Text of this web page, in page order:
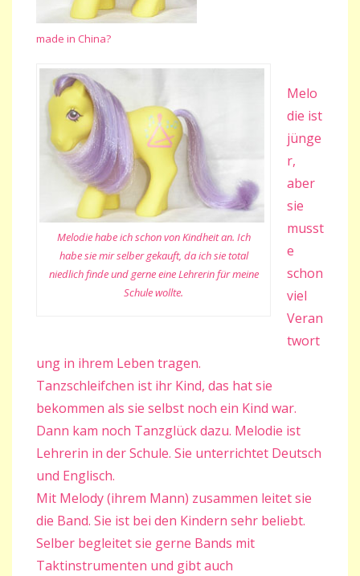
made in China?
Melodie habe ich schon von Kindheit an. Ich
habe sie mir selber gekauft, da ich sie total
niedlich finde und gerne eine Lehrerin für meine
Schule wollte.
Melo
die ist
jünge
r,
aber
sie
musst
e
schon
viel
Veran
twort
ung in ihrem Leben tragen.
Tanzschleifchen ist ihr Kind, das hat sie
bekommen als sie selbst noch ein Kind war.
Dann kam noch Tanzglück dazu. Melodie ist
Lehrerin in der Schule. Sie unterrichtet Deutsch
und Englisch.
Mit Melody (ihrem Mann) zusammen leitet sie
die Band. Sie ist bei den Kindern sehr beliebt.
Selber begleitet sie gerne Bands mit
Taktinstrumenten und gibt auch